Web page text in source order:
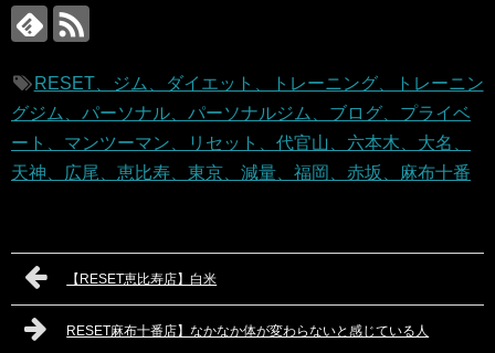
RESET、ジム、ダイエット、トレーニング、トレーニン
グジム、パーソナル、パーソナルジム、ブログ、プライベ
ート、マンツーマン、リセット、代官山、六本木、大名、
天神、広尾、恵比寿、東京、減量、福岡、赤坂、麻布十番
【RESET恵比寿店】白米
RESET麻布十番店】なかなか体が変わらないと感じている人